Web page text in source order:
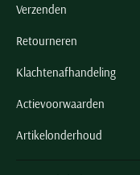
Verzenden
Retourneren
Klachtenafhandeling
Actievoorwaarden
Artikelonderhoud